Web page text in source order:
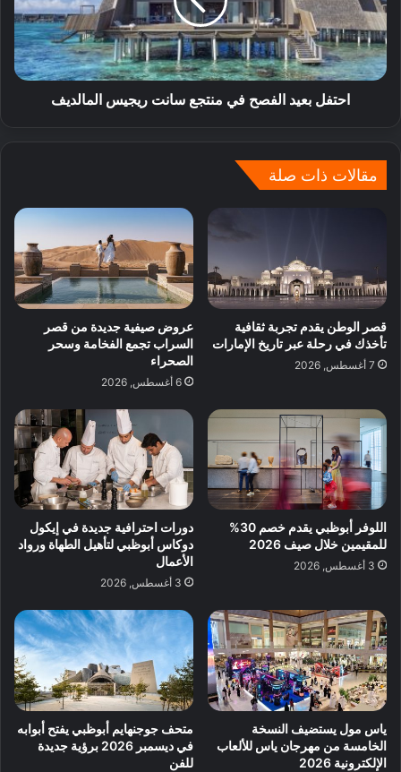
احتفل بعيد الفصح في منتجع سانت ريجيس المالديف
مقالات ذات صلة
قصر الوطن يقدم تجربة ثقافية
تأخذك في رحلة عبر تاريخ الإمارات
7 أغسطس, 2026
عروض صيفية جديدة من قصر
السراب تجمع الفخامة وسحر
الصحراء
6 أغسطس, 2026
اللوفر أبوظبي يقدم خصم 30%
للمقيمين خلال صيف 2026
3 أغسطس, 2026
دورات احترافية جديدة في إيكول
دوكاس أبوظبي لتأهيل الطهاة ورواد
الأعمال
3 أغسطس, 2026
ياس مول يستضيف النسخة
الخامسة من مهرجان ياس للألعاب
الإلكترونية 2026
متحف جوجنهايم أبوظبي يفتح أبوابه
في ديسمبر 2026 برؤية جديدة
للفن